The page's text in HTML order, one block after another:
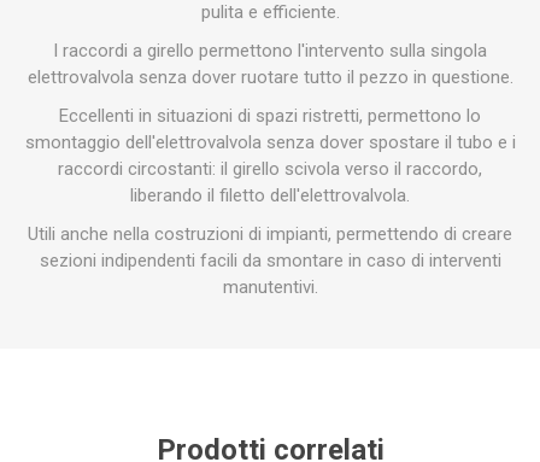
pulita e efficiente.
I raccordi a girello permettono l'intervento sulla singola
elettrovalvola senza dover ruotare tutto il pezzo in questione.
Eccellenti in situazioni di spazi ristretti, permettono lo
smontaggio dell'elettrovalvola senza dover spostare il tubo e i
raccordi circostanti: il girello scivola verso il raccordo,
liberando il filetto dell'elettrovalvola.
Utili anche nella costruzioni di impianti, permettendo di creare
sezioni indipendenti facili da smontare in caso di interventi
manutentivi.
Prodotti correlati